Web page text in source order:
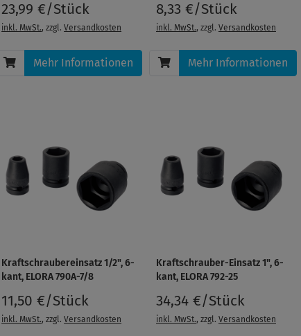
23,99 €/Stück
inkl. MwSt., zzgl.Versandkosten
Mehr Informationen
8,33 €/Stück
inkl. MwSt., zzgl. Versandkosten
Mehr Informationen
Kraftschraubereinsatz 1/2", 6-
kant, ELORA 790A-7/8
11,50 €/Stück
inkl. MwSt., zzgl.Versandkosten
Kraftschrauber-Einsatz 1", 6-
kant, ELORA 792-25
34,34 €/Stück
inkl. MwSt., zzgl. Versandkosten